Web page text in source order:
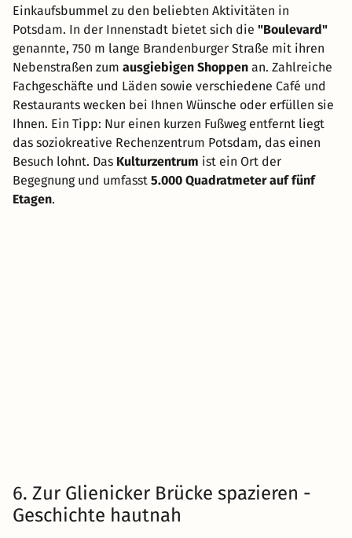
Einkaufsbummel zu den beliebten Aktivitäten in
Potsdam. In der Innenstadt bietet sich die "Boulevard"
genannte, 750 m lange Brandenburger Straße mit ihren
Nebenstraßen zum ausgiebigen Shoppen an. Zahlreiche
Fachgeschäfte und Läden sowie verschiedene Café und
Restaurants wecken bei Ihnen Wünsche oder erfüllen sie
Ihnen. Ein Tipp: Nur einen kurzen Fußweg entfernt liegt
das soziokreative Rechenzentrum Potsdam, das einen
Besuch lohnt. Das Kulturzentrum ist ein Ort der
Begegnung und umfasst 5.000 Quadratmeter auf fünf
Etagen.
6. Zur Glienicker Brücke spazieren -
Geschichte hautnah